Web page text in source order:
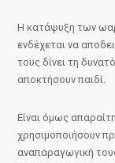
Η κατάψυξη των
ενδέχεται να
τους δίνει τη
αποκτήσουν παιδί.
Είναι όμως
χρησιμοποιήσουν
αναπαραγωγική